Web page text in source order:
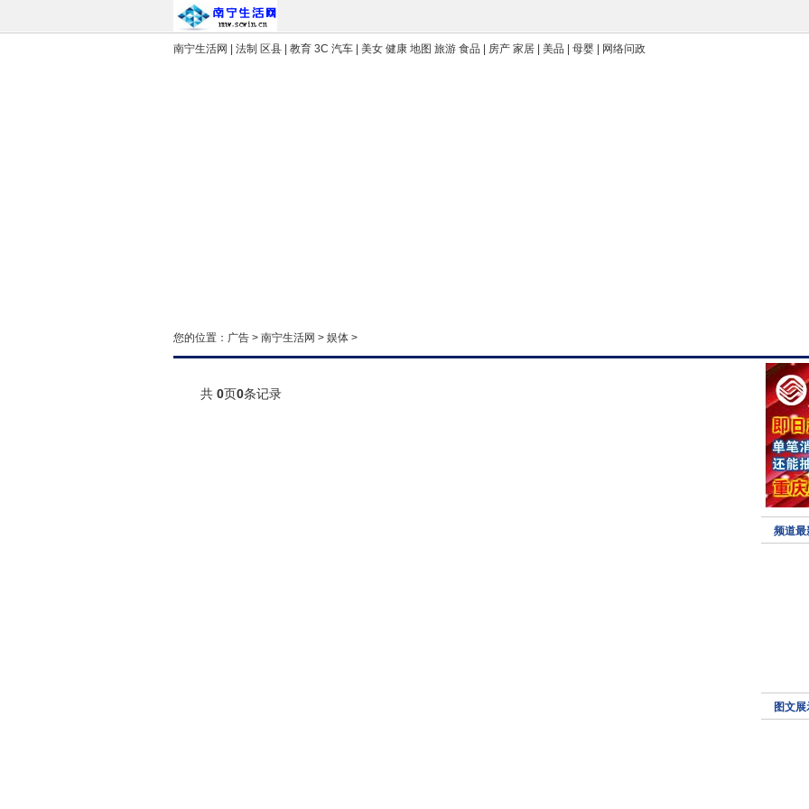
南宁生活网 | 法制 区县 | 教育 3C 汽车 | 美女 健康 地图 旅游 食品 | 房产 家居 | 美品 | 母婴 | 网络问政
您的位置： 广告 > 南宁生活网 > 娱体 >
共 0页0条记录
频道最
图文展